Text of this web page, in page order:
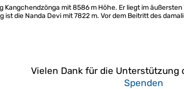
Kangchendzönga mit 8586 m Höhe. Er liegt im
ist die Nanda Devi mit 7822 m. Vor dem Beitritt des
Vielen Dank für die Unterstützung
Spenden